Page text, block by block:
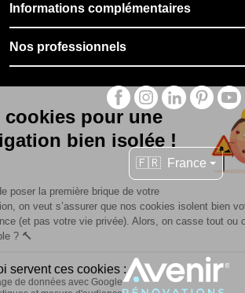
Informations complémentaires
Nos professionnels
🇫🇷 France